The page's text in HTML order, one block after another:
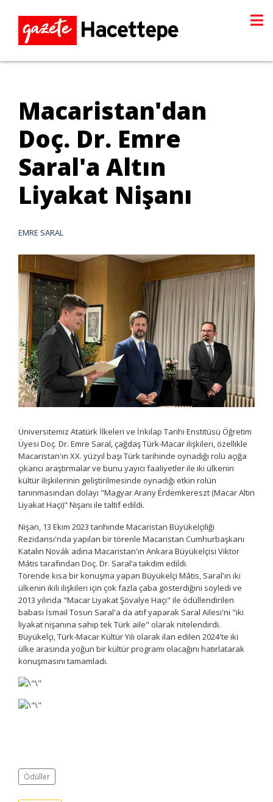
Macaristan'dan
Doç. Dr. Emre
Saral'a Altın
Liyakat Nişanı
EMRE SARAL
Üniversitemiz Atatürk İlkeleri ve İnkılap Tarihi Enstitüsü Öğretim
Üyesi Doç. Dr. Emre Saral, çağdaş Türk-Macar ilişkileri, özellikle
Macaristan'ın XX. yüzyıl başı Türk tarihinde oynadığı rolü açığa
çıkarıcı araştırmalar ve bunu yayıcı faaliyetler ile iki ülkenin
kültür ilişkilerinin geliştirilmesinde oynadığı etkin rolün
tanınmasından dolayı "Magyar Arany Érdemkereszt (Macar Altın
Liyakat Haçı)" Nişanı ile taltif edildi.
Nişan, 13 Ekim 2023 tarihinde Macaristan Büyükelçiliği
Rezidansı'nda yapılan bir törenle Macaristan Cumhurbaşkanı
Katalin Novák adına Macaristan'ın Ankara Büyükelçisi Viktor
Mátis tarafından Doç. Dr. Saral’a takdim edildi.
Törende kısa bir konuşma yapan Büyükelçi Mátis, Saral'ın iki
ülkenin ikili ilişkileri için çok fazla çaba gösterdiğini söyledi ve
2013 yılında "Macar Liyakat Şövalye Haçı" ile ödüllendirilen
babası İsmail Tosun Saral'a da atıf yaparak Saral Ailesi'ni "iki
liyakat nişanına sahip tek Türk aile" olarak nitelendirdi.
Büyükelçi, Türk-Macar Kültür Yılı olarak ilan edilen 2024'te iki
ülke arasında yoğun bir kültür programı olacağını hatırlatarak
konuşmasını tamamladı.
Ödüller